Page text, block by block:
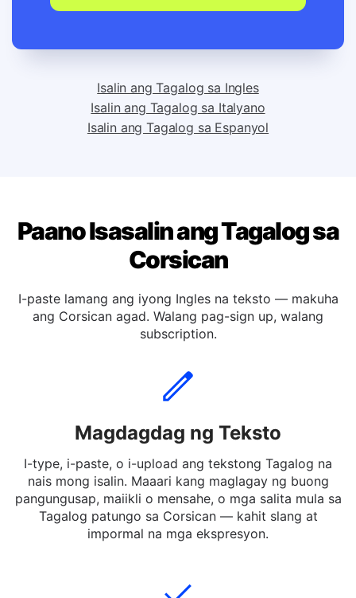
Isalin ang Tagalog sa Ingles
Paano Isasalin ang Tagalog sa
Corsican
I-paste lamang ang iyong Ingles na teksto — makuha
subscription.
Magdagdag ng Teksto
I-type, i-paste, o i-upload ang tekstong Tagalog na
nais mong isalin. Maaari kang maglagay ng buong
pangungusap, maiikli o mensahe, o mga salita mula sa